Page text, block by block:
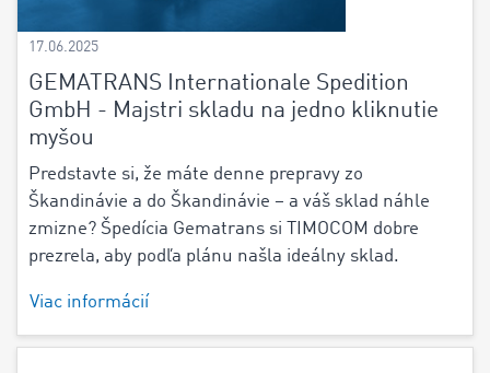
17.06.2025
GEMATRANS Internationale Spedition
GmbH - Majstri skladu na jedno kliknutie
myšou
Predstavte si, že máte denne prepravy zo
Škandinávie a do Škandinávie – a váš sklad náhle
zmizne? Špedícia Gematrans si TIMOCOM dobre
prezrela, aby podľa plánu našla ideálny sklad.
Viac informácií